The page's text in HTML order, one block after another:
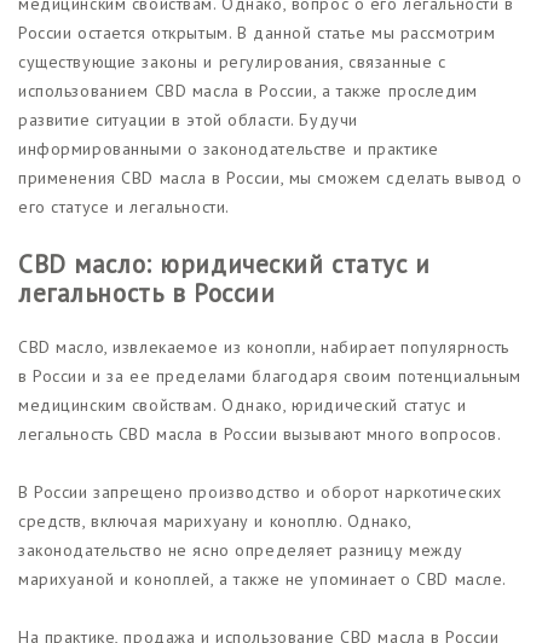
России остается открытым. В данной статье мы рассмотрим
существующие законы и регулирования, связанные с
использованием CBD масла в России, а также проследим
развитие ситуации в этой области. Будучи
информированными о законодательстве и практике
применения CBD масла в России, мы сможем сделать вывод о
его статусе и легальности.
CBD масло: юридический статус и
легальность в России
CBD масло, извлекаемое из конопли, набирает популярность
в России и за ее пределами благодаря своим потенциальным
медицинским свойствам. Однако, юридический статус и
легальность CBD масла в России вызывают много вопросов.
В России запрещено производство и оборот наркотических
средств, включая марихуану и коноплю. Однако,
законодательство не ясно определяет разницу между
марихуаной и коноплей, а также не упоминает о CBD масле.
На практике, продажа и использование CBD масла в России